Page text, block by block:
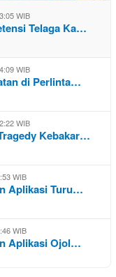
WIB
Telaga Ka…
WIB
di Perlinta…
WIB
Kebakar…
WIB
Aplikasi Turu…
WIB
Aplikasi Ojol…